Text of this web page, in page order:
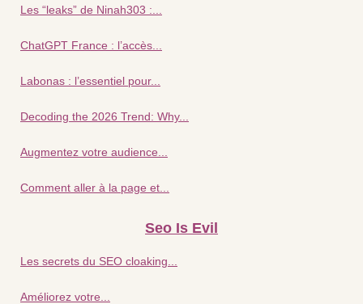
Les “leaks” de Ninah303 :...
ChatGPT France : l’accès...
Labonas : l’essentiel pour...
Decoding the 2026 Trend: Why...
Augmentez votre audience...
Comment aller à la page et...
Seo Is Evil
Les secrets du SEO cloaking...
Améliorez votre...